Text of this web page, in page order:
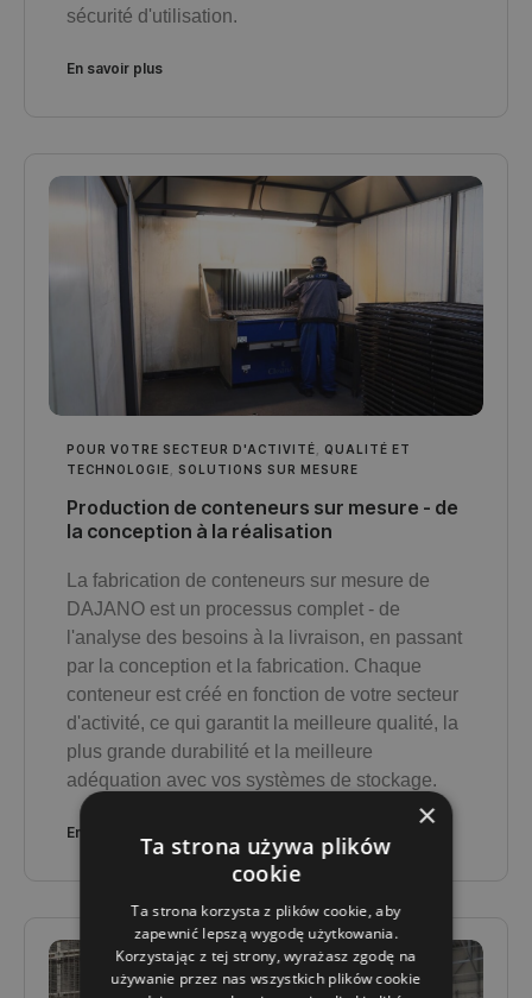
sécurité d'utilisation.
En savoir plus
POUR VOTRE SECTEUR D'ACTIVITÉ
QUALITÉ ET
TECHNOLOGIE
SOLUTIONS SUR MESURE
Production de conteneurs sur mesure - de
la conception à la réalisation
La fabrication de conteneurs sur mesure de
DAJANO est un processus complet - de
l'analyse des besoins à la livraison, en passant
par la conception et la fabrication. Chaque
conteneur est créé en fonction de votre secteur
d'activité, ce qui garantit la meilleure qualité, la
plus grande durabilité et la meilleure
adéquation avec vos systèmes de stockage.
En savoir plus ×
Ta strona używa plików
cookie
Ta strona korzysta z plików cookie, aby
zapewnić lepszą wygodę użytkowania.
Korzystając z tej strony, wyrażasz zgodę na
używanie przez nas wszystkich plików cookie